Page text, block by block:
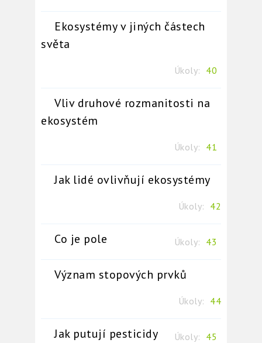
Ekosystémy v jiných částech
světa
Úkoly: 40
Vliv druhové rozmanitosti na
ekosystém
Úkoly: 41
Jak lidé ovlivňují ekosystémy
Úkoly: 42
Co je pole Úkoly: 43
Význam stopových prvků
Úkoly: 44
Jak putují pesticidy Úkoly: 45